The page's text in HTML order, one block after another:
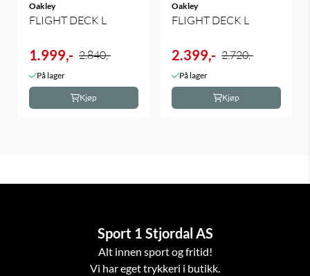
Oakley
FLIGHT DECK L
1.999,- 2.840,-
På lager
Kjøp
Oakley
FLIGHT DECK L
2.399,- 2.720,-
På lager
Kjøp
Sport 1 Stjordal AS
Alt innen sport og fritid!
Vi har eget trykkeri i butikk.